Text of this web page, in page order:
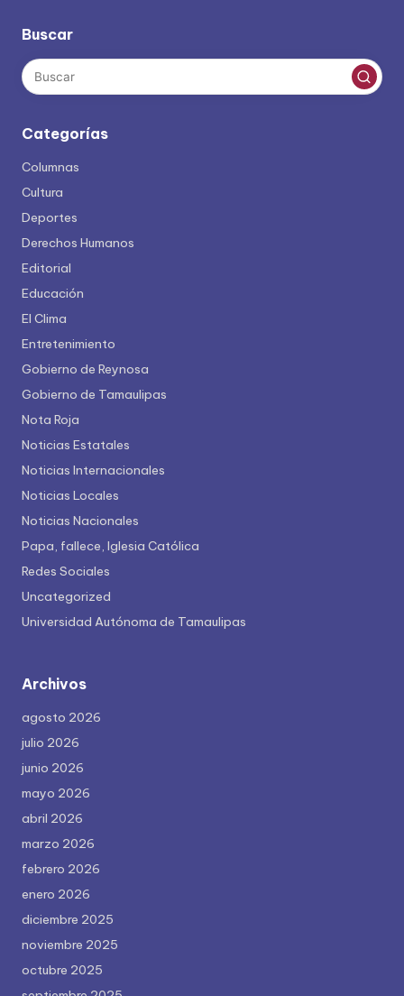
Buscar
Categorías
Columnas
Cultura
Deportes
Derechos Humanos
Editorial
Educación
El Clima
Entretenimiento
Gobierno de Reynosa
Gobierno de Tamaulipas
Nota Roja
Noticias Estatales
Noticias Internacionales
Noticias Locales
Noticias Nacionales
Papa, fallece, Iglesia Católica
Redes Sociales
Uncategorized
Universidad Autónoma de Tamaulipas
Archivos
agosto 2026
julio 2026
junio 2026
mayo 2026
abril 2026
marzo 2026
febrero 2026
enero 2026
diciembre 2025
noviembre 2025
octubre 2025